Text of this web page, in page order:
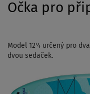
Očka pro
Model 12'4 určený pro
dvou sedaček.